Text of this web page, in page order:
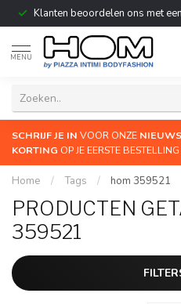
Klanten beoordelen ons met een
MENU
SCHRIJF JE IN VOOR ONZE
KORTING OP JE EERSTE BESTELLING
Home / Tags / hom 359521
PRODUCTEN
359521